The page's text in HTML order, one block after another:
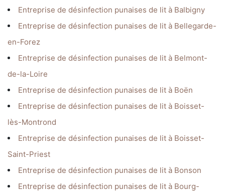
Entreprise de désinfection punaises de lit à Balbigny
Entreprise de désinfection punaises de lit à Bellegarde-
en-Forez
Entreprise de désinfection punaises de lit à Belmont-
de-la-Loire
Entreprise de désinfection punaises de lit à Boën
Entreprise de désinfection punaises de lit à Boisset-
lès-Montrond
Entreprise de désinfection punaises de lit à Boisset-
Saint-Priest
Entreprise de désinfection punaises de lit à Bonson
Entreprise de désinfection punaises de lit à Bourg-